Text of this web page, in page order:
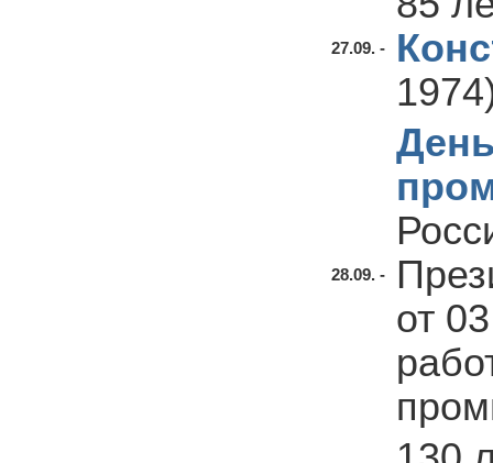
27.09. -
28.09. -
от